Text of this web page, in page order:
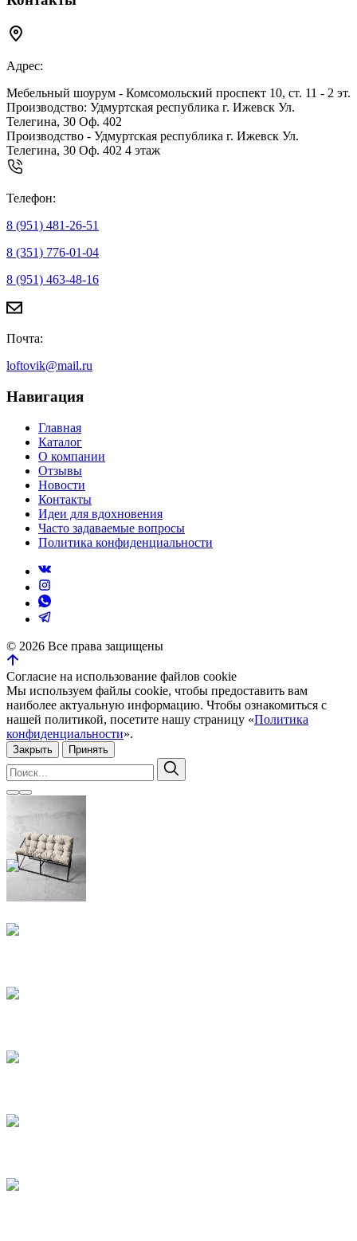
Адрес:
Мебельный шоурум - Комсомольский проспект 10, ст. 11 - 2 эт.
Производство: Удмуртская республика г. Ижевск Ул.
Телегина, 30 Оф. 402
Производство - Удмуртская республика г. Ижевск Ул.
Телегина, 30 Оф. 402 4 этаж
Телефон:
8 (951) 481-26-51
8 (351) 776-01-04
8 (951) 463-48-16
Почта:
loftovik@mail.ru
Навигация
Главная
Каталог
О компании
Отзывы
Новости
Контакты
Идеи для вдохновения
Часто задаваемые вопросы
Политика конфиденциальности
© 2026 Все права защищены
Согласие на использование файлов cookie
Мы используем файлы cookie, чтобы предоставить вам
наиболее актуальную информацию. Чтобы ознакомиться с
нашей политикой, посетите нашу страницу «Политика
конфиденциальности».
Закрыть Принять
Искать:
Поиск